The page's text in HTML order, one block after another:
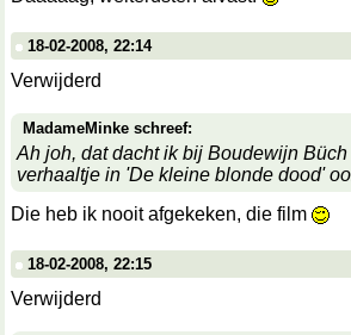
18-02-2008, 22:14
Verwijderd
MadameMinke schreef:
Ah joh, dat dacht ik bij Boudewijn
verhaaltje in 'De kleine blonde dood'
Die heb ik nooit afgekeken, die film
18-02-2008, 22:15
Verwijderd